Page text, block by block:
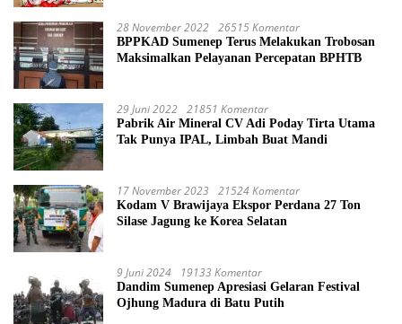
28 November 2022 26515 Komentar
BPPKAD Sumenep Terus Melakukan Trobosan
Maksimalkan Pelayanan Percepatan BPHTB
29 Juni 2022 21851 Komentar
Pabrik Air Mineral CV Adi Poday Tirta Utama
Tak Punya IPAL, Limbah Buat Mandi
17 November 2023 21524 Komentar
Kodam V Brawijaya Ekspor Perdana 27 Ton
Silase Jagung ke Korea Selatan
9 Juni 2024 19133 Komentar
Dandim Sumenep Apresiasi Gelaran Festival
Ojhung Madura di Batu Putih